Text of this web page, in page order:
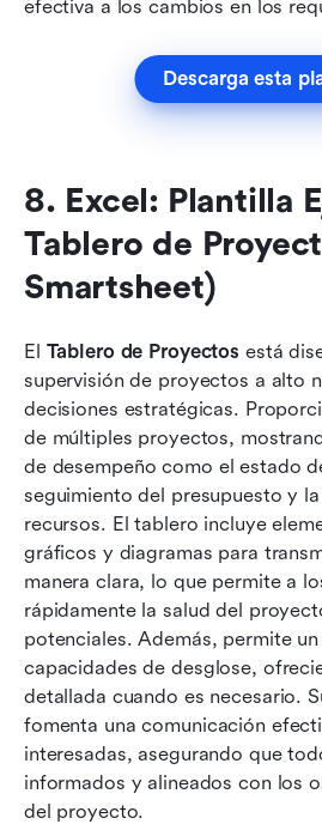
efectiva a los cambios en los
Descarga esta
8. Excel: Plantilla
Tablero de
Smartsheet)
El Tablero de Proyectos está
supervisión de proyectos a alto
decisiones estratégicas.
de múltiples proyectos,
de desempeño como el estado
seguimiento del presupuesto y
recursos. El tablero incluye
gráficos y diagramas para
manera clara, lo que permite a
rápidamente la salud del
potenciales. Además, permite
capacidades de desglose,
detallada cuando es necesario.
fomenta una comunicación
interesadas, asegurando que
informados y alineados con los
del proyecto.